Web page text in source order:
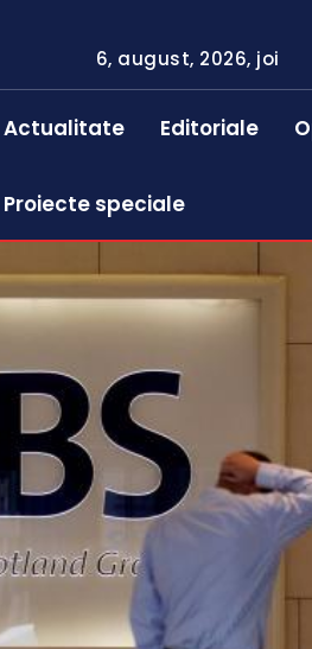
6, august, 2026, joi
Actualitate Editoriale
Proiecte speciale